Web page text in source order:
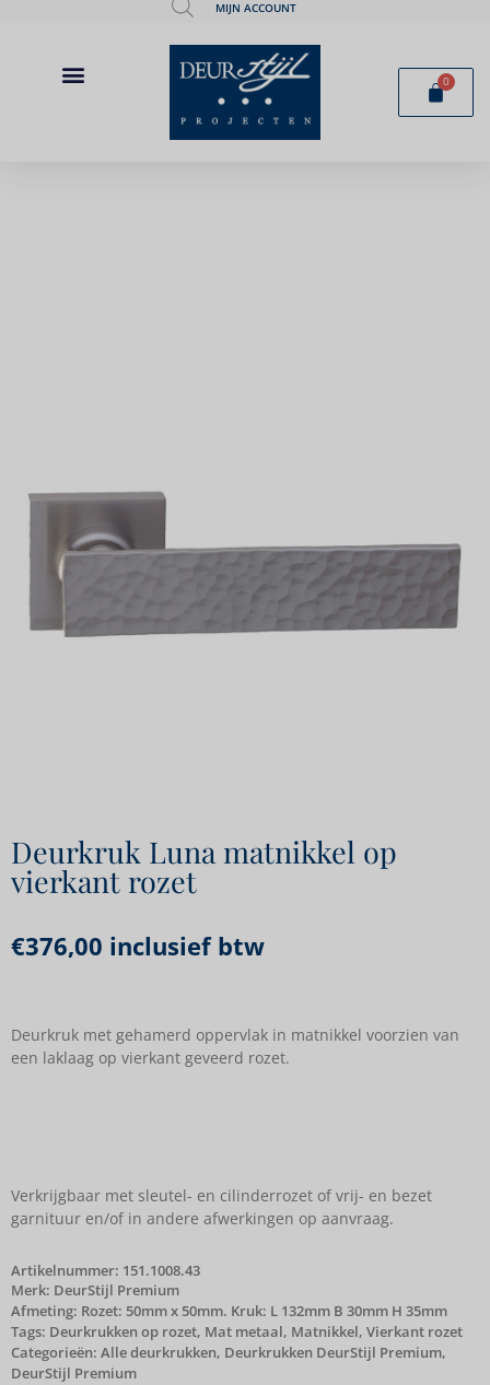
MIJN ACCOUNT
0
Deurkruk Luna matnikkel op
vierkant rozet
€376,00 inclusief btw
Deurkruk met gehamerd oppervlak in matnikkel voorzien van
een laklaag op vierkant geveerd rozet.
Verkrijgbaar met sleutel- en cilinderrozet of vrij- en bezet
garnituur en/of in andere afwerkingen op aanvraag.
Artikelnummer: 151.1008.43
Merk: DeurStijl Premium
Afmeting: Rozet: 50mm x 50mm. Kruk: L 132mm B 30mm H 35mm
Tags: Deurkrukken op rozet, Mat metaal, Matnikkel, Vierkant rozet
Categorieën: Alle deurkrukken, Deurkrukken DeurStijl Premium,
DeurStijl Premium